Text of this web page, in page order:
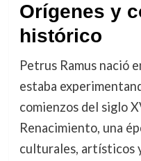
Orígenes y
histórico
Petrus Ramus nació
estaba
comienzos del siglo
Renacimiento, una
culturales, artísticos